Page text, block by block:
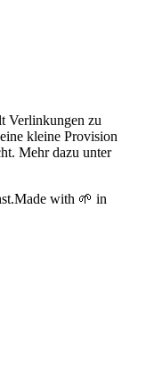
Verlinkungen zu
kleine Provision
Mehr dazu unter
Made with 🌱 in